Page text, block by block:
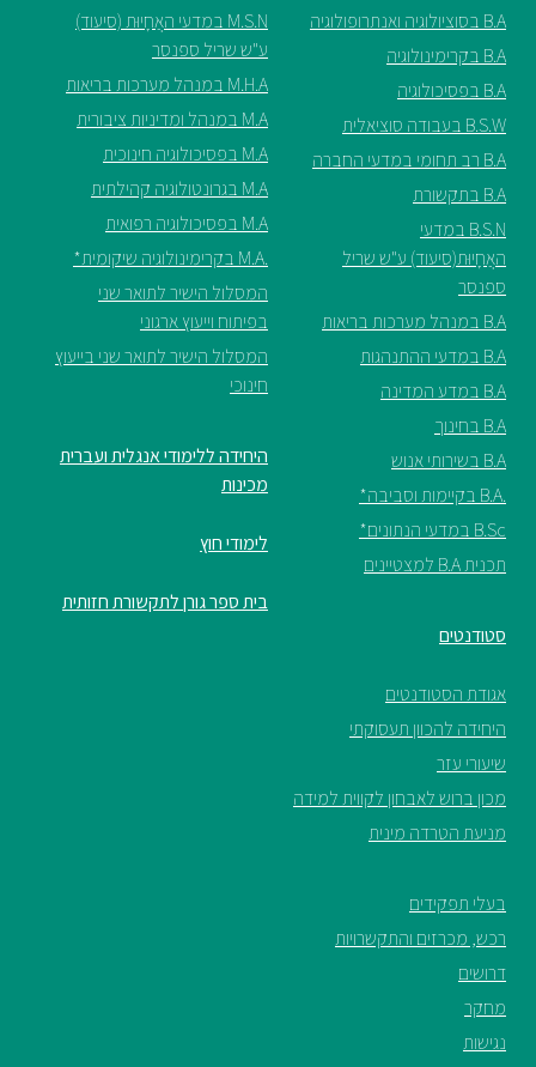
B.A בסוציולוגיה ואנתרופולוגיה
B.A בקרימינולוגיה
B.A בפסיכולוגיה
B.S.W בעבודה סוציאלית
B.A רב תחומי במדעי החברה
B.A בתקשורת
B.S.N במדעי
האֲחָיוּת(סיעוד) ע"ש שריל
ספנסר
B.A במנהל מערכות בריאות
B.A במדעי ההתנהגות
B.A במדע המדינה
B.A בחינוך
B.A בשירותי אנוש
.B.A בקיימות וסביבה*
B.Sc במדעי הנתונים*
תכנית B.A למצטיינים
M.S.N במדעי האֲחָיוּת (סיעוד)
ע"ש שריל ספנסר
M.H.A במנהל מערכות בריאות
M.A במנהל ומדיניות ציבורית
M.A בפסיכולוגיה חינוכית
M.A בגרונטולוגיה קהילתית
M.A בפסיכולוגיה רפואית
.M.A בקרימינולוגיה שיקומית*
המסלול הישיר לתואר שני
בפיתוח וייעוץ ארגוני
המסלול הישיר לתואר שני בייעוץ
חינוכי
היחידה ללימודי אנגלית ועברית
מכינות
לימודי חוץ
בית ספר גורן לתקשורת חזותית
סטודנטים
אגודת הסטודנטים
היחידה להכוון תעסוקתי
שיעורי עזר
מכון ברוש לאבחון לקווית למידה
מניעת הטרדה מינית
בעלי תפקידים
רכש, מכרזים והתקשרויות
דרושים
מחקר
נגישות